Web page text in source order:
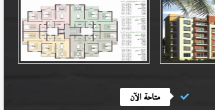
متاحة الآن